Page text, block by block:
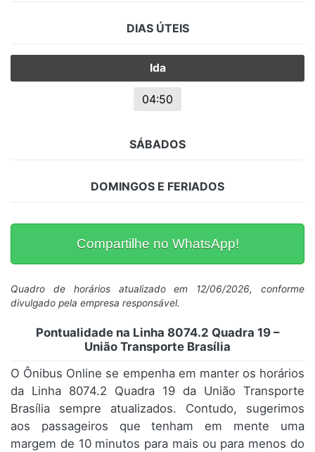
DIAS ÚTEIS
Ida
04:50
SÁBADOS
DOMINGOS E FERIADOS
Compartilhe no WhatsApp!
Quadro de horários atualizado em 12/06/2026, conforme
divulgado pela empresa responsável.
Pontualidade na Linha 8074.2 Quadra 19 –
União Transporte Brasília
O Ônibus Online se empenha em manter os horários
da Linha 8074.2 Quadra 19 da União Transporte
Brasília sempre atualizados. Contudo, sugerimos
aos passageiros que tenham em mente uma
margem de 10 minutos para mais ou para menos do